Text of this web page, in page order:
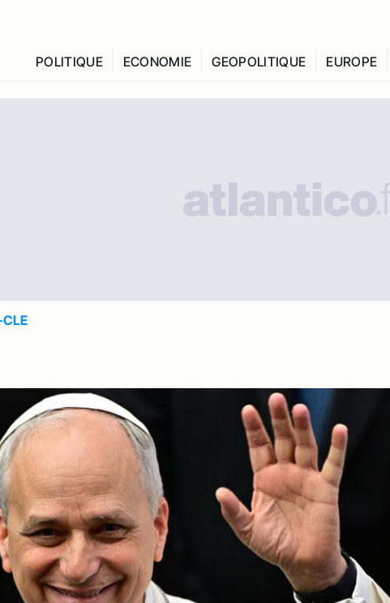
POLITIQUE ECONOMIE GEOPOLITIQUE EUROPE
CLE